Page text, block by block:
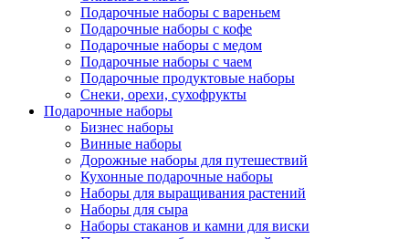
Подарочные наборы с вареньем
Подарочные наборы с кофе
Подарочные наборы с медом
Подарочные наборы с чаем
Подарочные продуктовые наборы
Снеки, орехи, сухофрукты
Подарочные наборы
Бизнес наборы
Винные наборы
Дорожные наборы для путешествий
Кухонные подарочные наборы
Наборы для выращивания растений
Наборы для сыра
Наборы стаканов и камни для виски